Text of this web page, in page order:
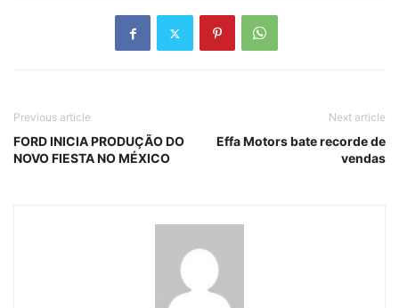
Previous article
FORD INICIA PRODUÇÃO DO
NOVO FIESTA NO MÉXICO
Next article
Effa Motors bate recorde de
vendas